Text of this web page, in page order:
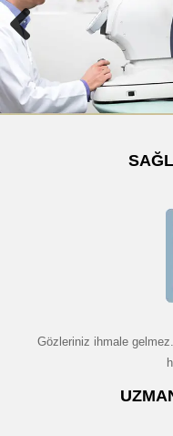
Previous
Gözleriniz ihmale